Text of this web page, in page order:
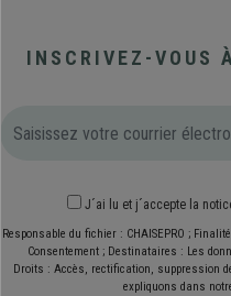
INSCRIVEZ-VOUS
J´ai lu et j´accepte la
Responsable du fichier : CHAISEPRO ;
Consentement ; Destinataires : Les
Droits : Accès, rectification, suppression
expliquons dans